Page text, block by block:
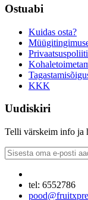
Ostuabi
Kuidas osta?
KKK
Uudiskiri
Telli värskeim info ja
tel: 6552786